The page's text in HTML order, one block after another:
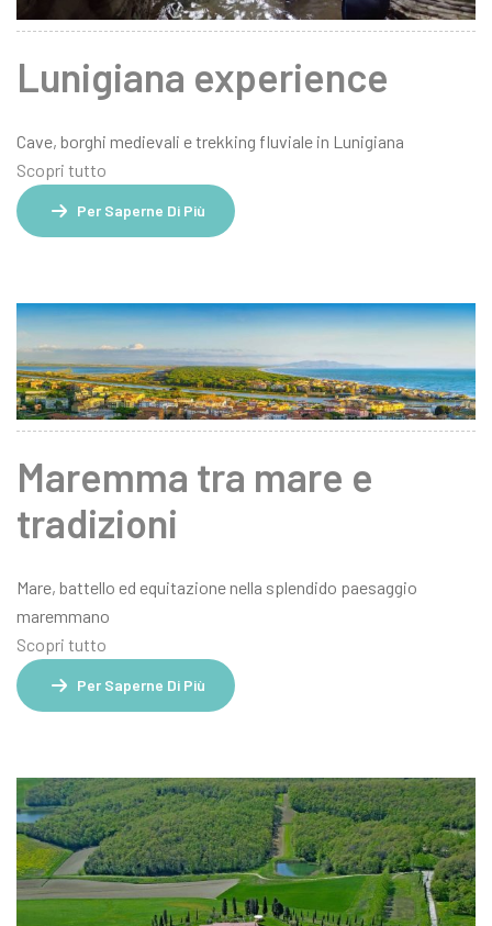
Lunigiana experience
Cave, borghi medievali e trekking fluviale in Lunigiana
Scopri tutto
Per Saperne Di Più
Maremma tra mare e
tradizioni
Mare, battello ed equitazione nella splendido paesaggio
maremmano
Scopri tutto
Per Saperne Di Più